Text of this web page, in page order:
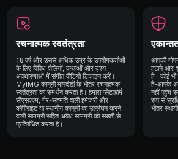
रचनात्मक स्वतंत्रता
18 वर्ष और उससे अधिक उम्र के उपयोगकर्ताओं
के लिए विविध शैलियों, कथाओं और दृश्य
अवधारणाओं में संगीत वीडियो डिज़ाइन करें।
MyIMG कानूनी मापदंडों के भीतर रचनात्मक
स्वतंत्रता का समर्थन करता है। हमारा प्लेटफ़ॉर्म
सीएसएएम, गैर-सहमति वाली इमेजरी और
कॉपीराइट या स्थानीय कानूनों का उल्लंघन करने
वाली सामग्री सहित अवैध सामग्री को सख्ती से
प्रतिबंधित करता है।
आपकी
हटाने और
है। कोई भी
है-आपके
नहीं पहुंच
रूप से
भीतर